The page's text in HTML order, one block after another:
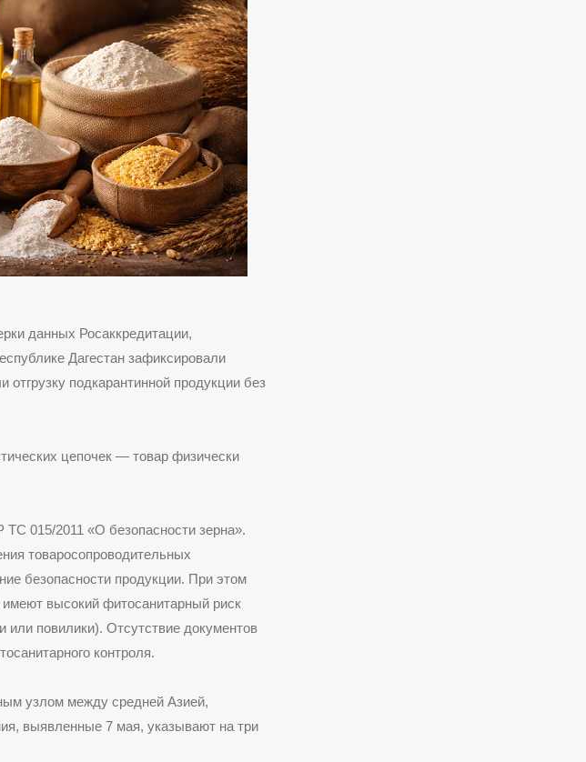
данных Росаккредитации,
Дагестан зафиксировали
подкарантинной продукции без
цепочек — товар физически
015/2011 «О безопасности зерна».
товаросопроводительных
безопасности продукции. При этом
имеют высокий фитосанитарный риск
или повилики). Отсутствие документов
контроля.
узлом между средней Азией,
выявленные 7 мая, указывают на три